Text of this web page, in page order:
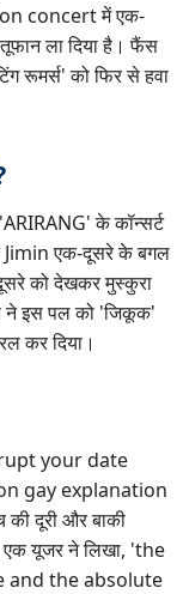
concert में एक-
ला दिया है। फैंस
रूमर्स' को फिर से हवा
के कॉन्सर्ट
Jimin एक-दूसरे के बगल
को देखकर मुस्कुरा
ने इस पल को 'जिकूक'
कर दिया।
your date
gay explanation
दूरी और बाकी
एक यूजर ने लिखा, 'the
and the absolute